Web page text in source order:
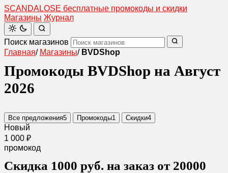
SCANDALOSE бесплатные промокоды и скидки
Магазины Журнал
Поиск магазинов
Главная/ Магазины/ BVDShop
Промокоды BVDShop на Август
2026
Все предложения5 Промокоды1 Скидки4
Новый
1 000 ₽
промокод
Скидка 1000 руб. на заказ от 20000